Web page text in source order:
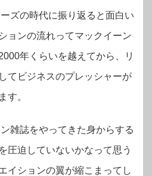
ズの時代に振り返ると面白い
ョンの流れってマックイーン
年くらいを越えてから、リ
てビジネスのプレッシャーが
す。
雑誌をやってきた身からする
圧迫していないかなって思う
イションの翼が縮こまってし